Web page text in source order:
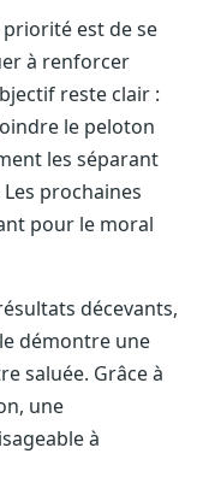
priorité est de se
à renforcer
reste clair :
le peloton
les séparant
prochaines
pour le moral
décevants,
démontre une
saluée. Grâce à
une
à